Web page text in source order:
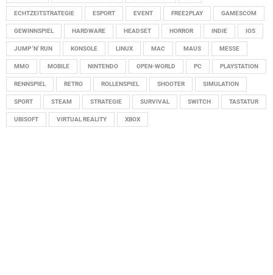
ECHTZEITSTRATEGIE ESPORT EVENT FREE2PLAY GAMESCOM
GEWINNSPIEL HARDWARE HEADSET HORROR INDIE IOS
JUMP 'N' RUN KONSOLE LINUX MAC MAUS MESSE
MMO MOBILE NINTENDO OPEN-WORLD PC PLAYSTATION
RENNSPIEL RETRO ROLLENSPIEL SHOOTER SIMULATION
SPORT STEAM STRATEGIE SURVIVAL SWITCH TASTATUR
UBISOFT VIRTUAL REALITY XBOX